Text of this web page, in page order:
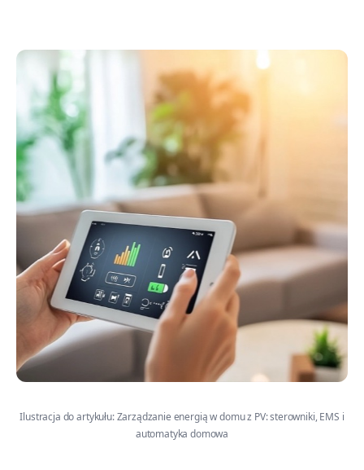
Ilustracja do artykułu: Zarządzanie energią w domu z PV: sterowniki, EMS i
automatyka domowa